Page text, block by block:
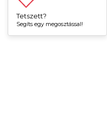
Tetszett?
Segíts egy megosztással!